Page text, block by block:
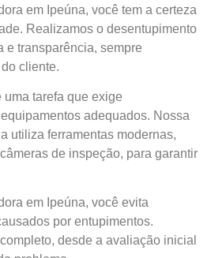
em Ipeúna, você tem a certeza
Realizamos o desentupimento
e transparência, sempre
cliente.
tarefa que exige
adequados. Nossa
utiliza ferramentas modernas,
de inspeção, para garantir
em Ipeúna, você evita
por entupimentos.
desde a avaliação inicial